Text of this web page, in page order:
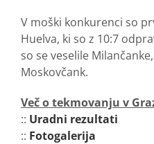
V moški konkurenci so
Huelva, ki so z 10:7
so se veselile
Moskovčank.
Več o tekmovanju v
:: Uradni rezultati
:: Fotogalerija